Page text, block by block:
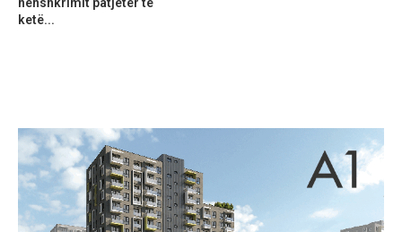
nënshkrimit patjetër të
ketë...